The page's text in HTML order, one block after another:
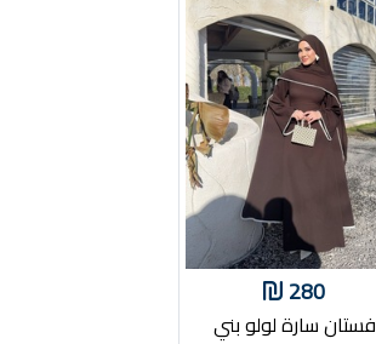
280
فستان سارة لولو بني